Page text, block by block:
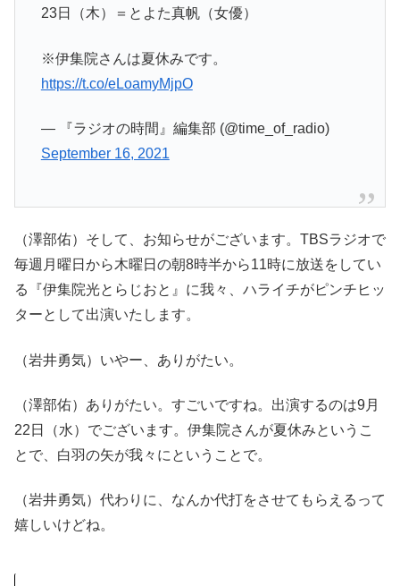
23日（木）＝とよた真帆（女優）
※伊集院さんは夏休みです。
https://t.co/eLoamyMjpO
— 『ラジオの時間』編集部 (@time_of_radio)
September 16, 2021
（澤部佑）そして、お知らせがございます。TBSラジオで
毎週月曜日から木曜日の朝8時半から11時に放送をしてい
る『伊集院光とらじおと』に我々、ハライチがピンチヒッ
ターとして出演いたします。
（岩井勇気）いやー、ありがたい。
（澤部佑）ありがたい。すごいですね。出演するのは9月
22日（水）でございます。伊集院さんが夏休みというこ
とで、白羽の矢が我々にということで。
（岩井勇気）代わりに、なんか代打をさせてもらえるって
嬉しいけどね。